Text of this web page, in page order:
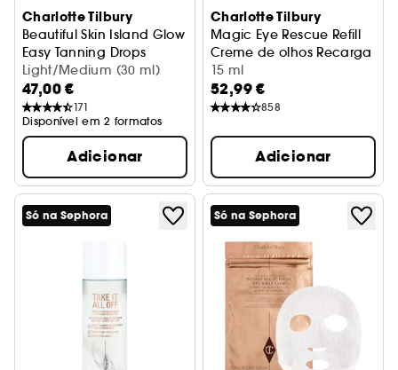
Charlotte Tilbury
Beautiful Skin Island Glow
Easy Tanning Drops
Gotas autobronzeadoras
Light/Medium (30 ml)
47,00 €
171
Disponível em 2 formatos
Adicionar
Charlotte Tilbury
Magic Eye Rescue Refill
Creme de olhos Recarga
15 ml
52,99 €
858
Adicionar
Só na Sephora Só na Sephora